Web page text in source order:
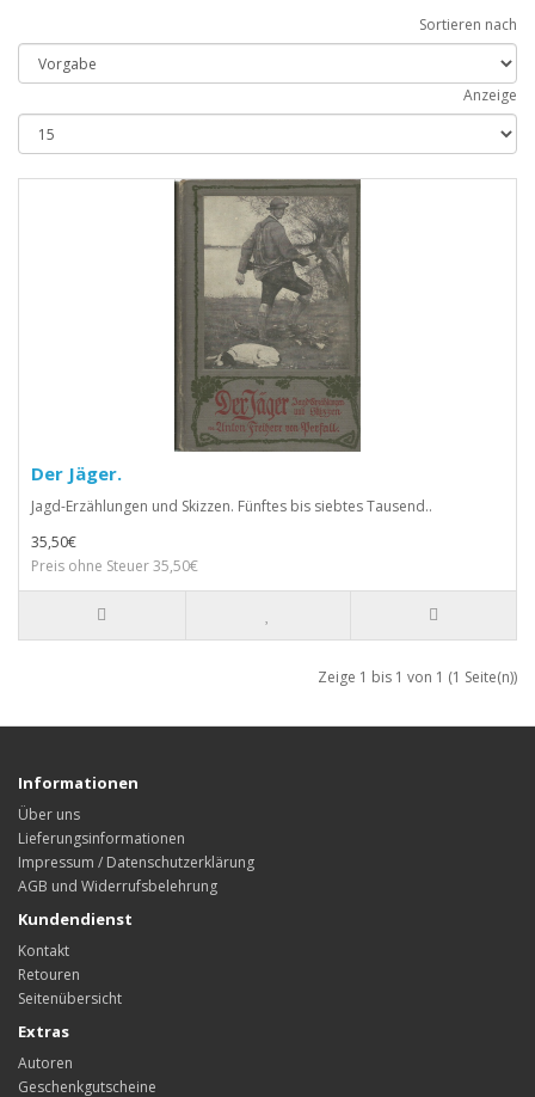
Sortieren nach
Anzeige
Der Jäger.
Jagd-Erzählungen und Skizzen. Fünftes bis siebtes Tausend..
35,50€
Preis ohne Steuer 35,50€
Zeige 1 bis 1 von 1 (1 Seite(n))
Informationen
Über uns
Lieferungsinformationen
Impressum / Datenschutzerklärung
AGB und Widerrufsbelehrung
Kundendienst
Kontakt
Retouren
Seitenübersicht
Extras
Autoren
Geschenkgutscheine